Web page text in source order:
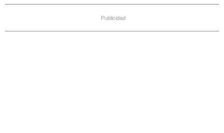
Publicidad